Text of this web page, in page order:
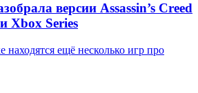
версии Assassin’s Creed
Xbox Series
находятся ещё несколько игр про